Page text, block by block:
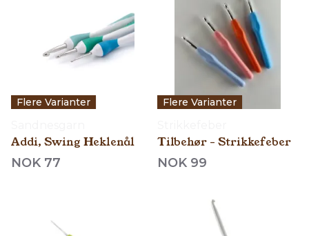
Flere Varianter
Addi, Swing Heklenål
NOK 77
Flere Varianter
Tilbehør - Strikkefeber
NOK 99